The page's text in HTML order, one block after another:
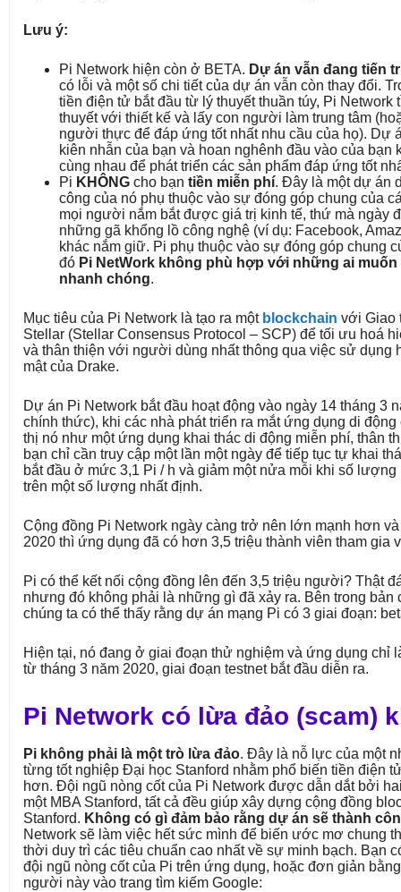
Lưu ý:
Pi Network hiện còn ở BETA. Dự án vẫn đang tiến
có lỗi và một số chi tiết của dự án vẫn còn thay đổi.
tiền điện tử bắt đầu từ lý thuyết thuần túy, Pi Network
thuyết với thiết kế và lấy con người làm trung tâm
người thực để đáp ứng tốt nhất nhu cầu của họ). Dự
kiên nhẫn của bạn và hoan nghênh đầu vào của bạn
cùng nhau để phát triển các sản phẩm đáp ứng tốt
Pi KHÔNG cho bạn tiền miễn phí. Đây là một dự án
công của nó phụ thuộc vào sự đóng góp chung của
mọi người nắm bắt được giá trị kinh tế, thứ mà ngày
những gã khổng lồ công nghệ (ví dụ: Facebook,
khác nắm giữ. Pi phụ thuộc vào sự đóng góp chung
đó Pi NetWork không phù hợp với những ai muốn
nhanh chóng.
Mục tiêu của Pi Network là tạo ra một blockchain với Giao
Stellar (Stellar Consensus Protocol – SCP) để tối ưu hoá
và thân thiện với người dùng nhất thông qua việc sử dụng
mật của Drake.
Dự án Pi Network bắt đầu hoạt động vào ngày 14 tháng 3
chính thức), khi các nhà phát triển ra mắt ứng dụng di
thị nó như một ứng dụng khai thác di động miễn phí, thân
bạn chỉ cần truy cập một lần một ngày để tiếp tục tự khai
bắt đầu ở mức 3,1 Pi / h và giảm một nửa mỗi khi số
trên một số lượng nhất định.
Cộng đồng Pi Network ngày càng trở nên lớn mạnh hơn
2020 thì ứng dụng đã có hơn 3,5 triệu thành viên tham gia
Pi có thể kết nối cộng đồng lên đến 3,5 triệu người? Thật
nhưng đó không phải là những gì đã xảy ra. Bên trong bản
chúng ta có thể thấy rằng dự án mạng Pi có 3 giai đoạn:
Hiện tại, nó đang ở giai đoạn thử nghiệm và ứng dụng chỉ
từ tháng 3 năm 2020, giai đoạn testnet bắt đầu diễn ra.
Pi Network có lừa đảo (scam)
Pi không phải là một trò lừa đảo. Đây là nỗ lực của một
từng tốt nghiệp Đại học Stanford nhằm phổ biến tiền điện
hơn. Đội ngũ nòng cốt của Pi Network được dẫn dắt bởi
một MBA Stanford, tất cả đều giúp xây dựng cộng đồng
Stanford. Không có gì đảm bảo rằng dự án sẽ thành
Network sẽ làm việc hết sức mình để biến ước mơ chung
thời duy trì các tiêu chuẩn cao nhất về sự minh bạch. Bạn
đội ngũ nòng cốt của Pi trên ứng dụng, hoặc đơn giản
người này vào trang tìm kiếm Google: